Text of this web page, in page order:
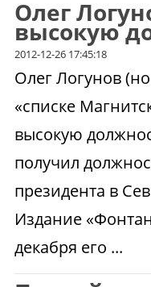
Олег
высокую
2012-12-26 17:45:18
Олег Логунов
«списке
высокую
получил
президента в
Издание
декабря его ...